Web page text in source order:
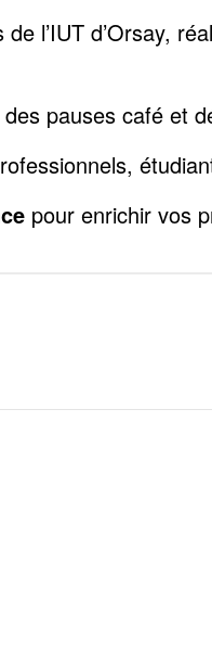
l’IUT d’Orsay,
pauses café et
pour enrichir vos